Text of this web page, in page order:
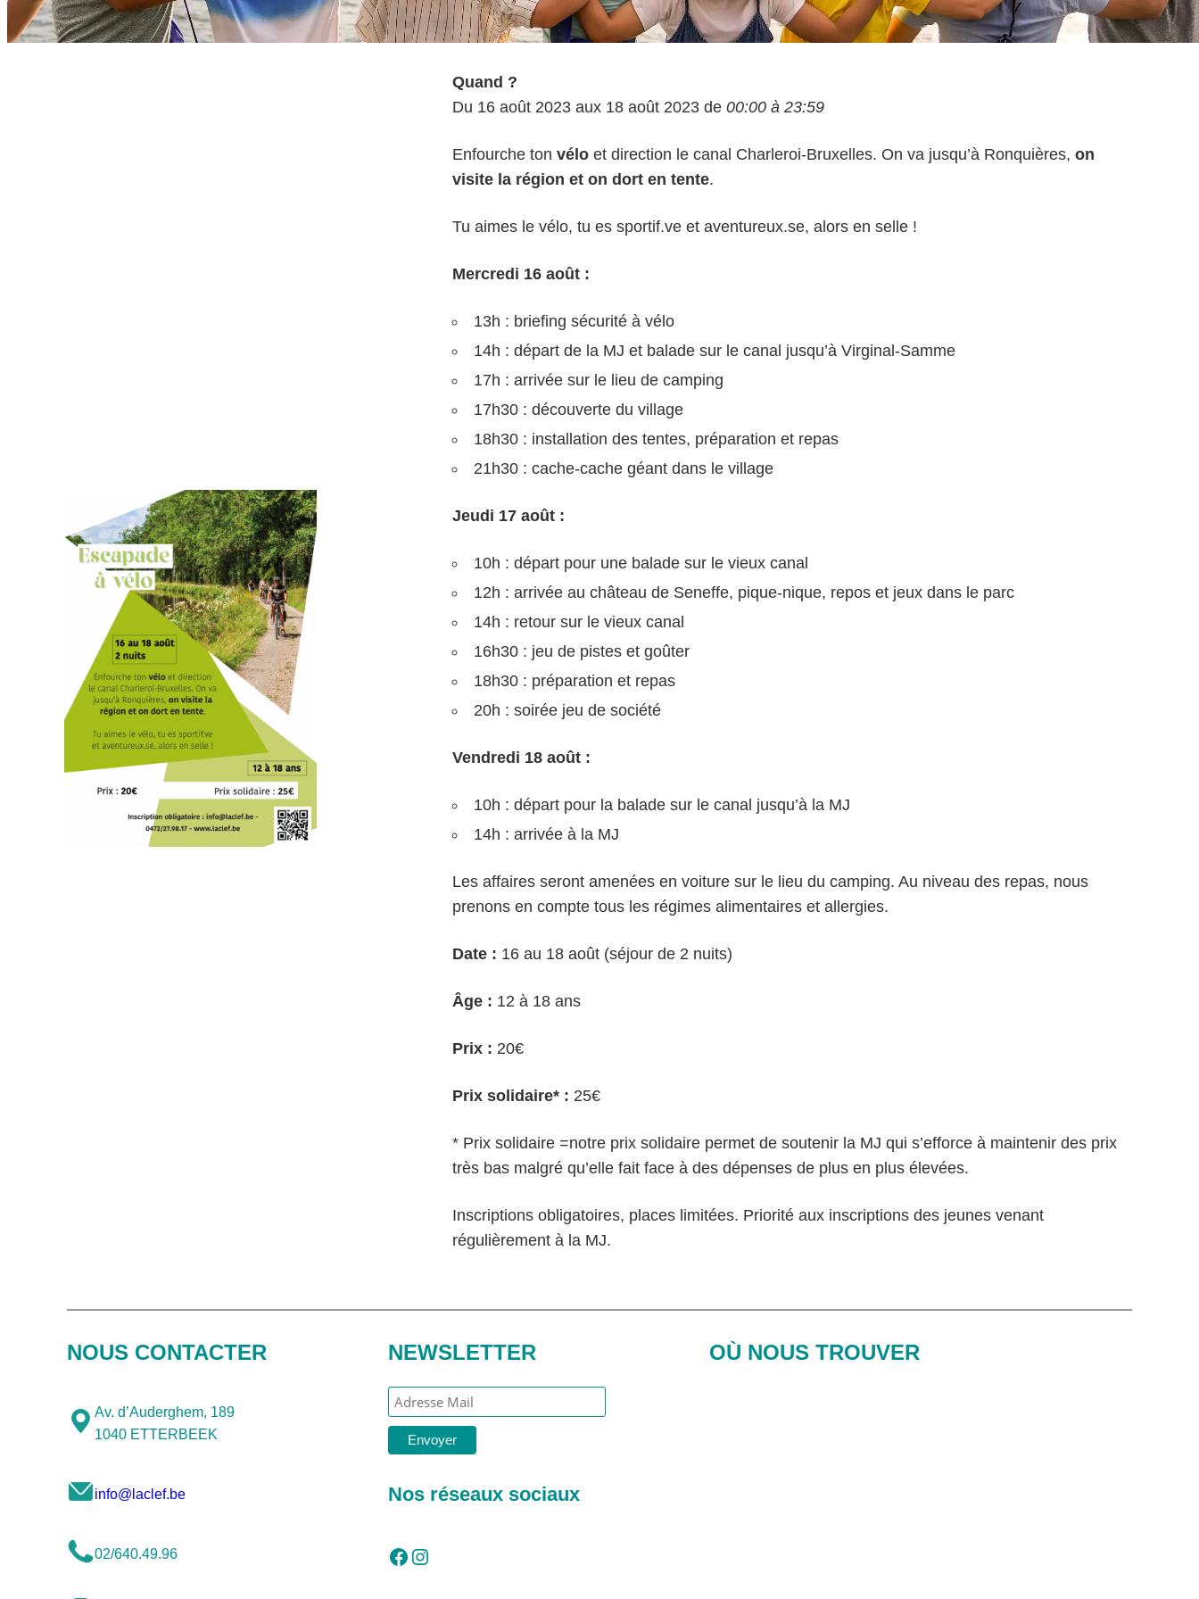
Quand ?
Du 16 août 2023 aux 18 août 2023 de 00:00 à 23:59
Enfourche ton vélo et direction le canal Charleroi-Bruxelles. On va jusqu’à Ronquières, on
visite la région et on dort en tente.
Tu aimes le vélo, tu es sportif.ve et aventureux.se, alors en selle !
Mercredi 16 août :
13h : briefing sécurité à vélo
14h : départ de la MJ et balade sur le canal jusqu’à Virginal-Samme
17h : arrivée sur le lieu de camping
17h30 : découverte du village
18h30 : installation des tentes, préparation et repas
21h30 : cache-cache géant dans le village
Jeudi 17 août :
10h : départ pour une balade sur le vieux canal
12h : arrivée au château de Seneffe, pique-nique, repos et jeux dans le parc
14h : retour sur le vieux canal
16h30 : jeu de pistes et goûter
18h30 : préparation et repas
20h : soirée jeu de société
Vendredi 18 août :
10h : départ pour la balade sur le canal jusqu’à la MJ
14h : arrivée à la MJ
Les affaires seront amenées en voiture sur le lieu du camping. Au niveau des repas, nous
prenons en compte tous les régimes alimentaires et allergies.
Date : 16 au 18 août (séjour de 2 nuits)
Âge : 12 à 18 ans
Prix : 20€
Prix solidaire* : 25€
* Prix solidaire =notre prix solidaire permet de soutenir la MJ qui s’efforce à maintenir des prix
très bas malgré qu’elle fait face à des dépenses de plus en plus élevées.
Inscriptions obligatoires, places limitées. Priorité aux inscriptions des jeunes venant
régulièrement à la MJ.
NOUS CONTACTER
Av. d’Auderghem, 189
1040 ETTERBEEK
info@laclef.be
02/640.49.96
NEWSLETTER
Nos réseaux sociaux
Facebook Instagram
OÙ NOUS TROUVER